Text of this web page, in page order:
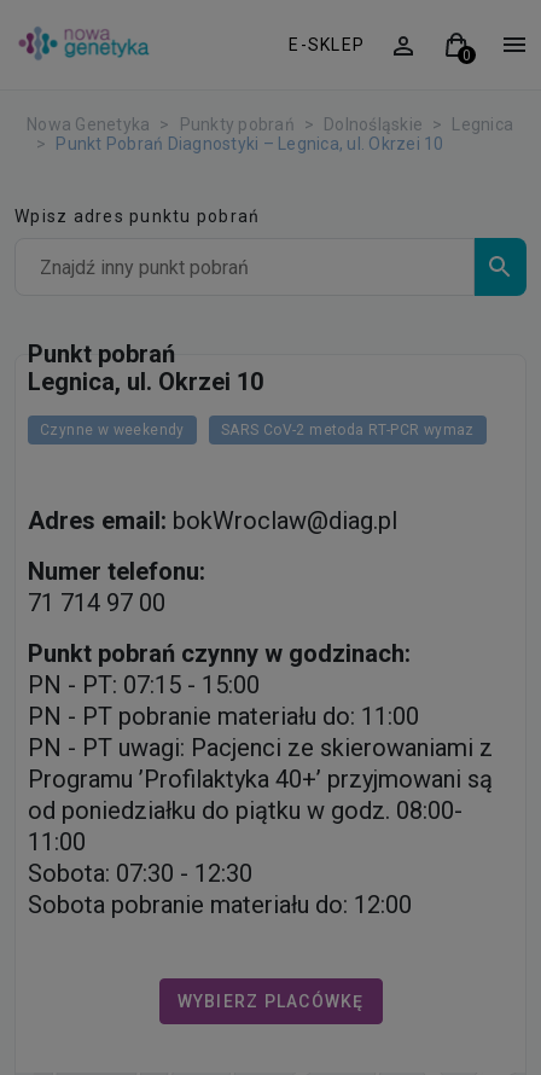
E-SKLEP
Nowa Genetyka Punkty pobrań Dolnośląskie
Legnica
Punkt Pobrań Diagnostyki – Legnica, ul. Okrzei 10
Wpisz adres punktu pobrań
Punkt pobrań
Legnica, ul. Okrzei 10
Czynne w weekendy SARS CoV-2 metoda RT-PCR wymaz
Adres email: bokWroclaw@diag.pl
Numer telefonu:
71 714 97 00
Punkt pobrań czynny w godzinach:
PN - PT: 07:15 - 15:00
PN - PT pobranie materiału do: 11:00
PN - PT uwagi: Pacjenci ze skierowaniami z
Programu ’Profilaktyka 40+’ przyjmowani są
od poniedziałku do piątku w godz. 08:00-
11:00
Sobota: 07:30 - 12:30
Sobota pobranie materiału do: 12:00
WYBIERZ PLACÓWKĘ